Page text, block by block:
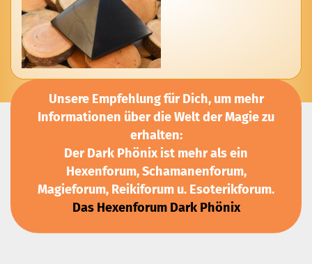
Unsere Empfehlung für Dich, um mehr
Informationen über die Welt der Magie zu
erhalten:
Der Dark Phönix ist mehr als ein
Hexenforum, Schamanenforum,
Magieforum, Reikiforum u. Esoterikforum.
Das Hexenforum Dark Phönix